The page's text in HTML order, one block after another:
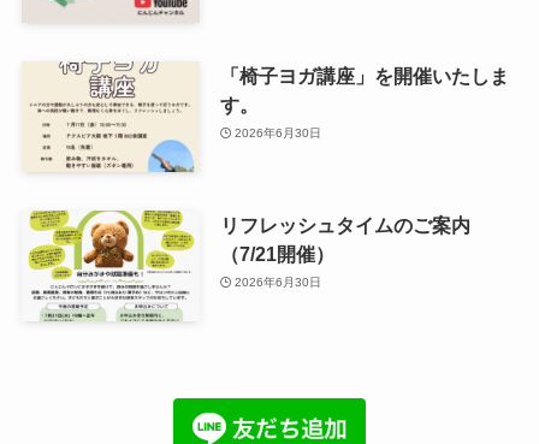
「椅子ヨガ講座」を開催いたしま
す。
2026年6月30日
リフレッシュタイムのご案内
（7/21開催）
2026年6月30日